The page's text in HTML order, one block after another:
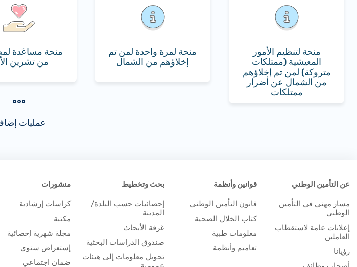
منحة لتنظيم الأمور
المعيشية (ممتلكات
متروكة) لمن تم إخلاؤهم
من الشمال عن أضرار
ممتلكات
منحة لمرة واحدة لمن تم
إخلاؤهم من الشمال
من تشرين
عمليات
عن التأمين الوطني
مسار مهني في التأمين
الوطني
إعلانات عامة لاستقطاب
العاملين
رؤيانا
قوانين وأنظمة
قانون التأمين الوطني
كتاب الخلال الصحية
معلومات طبية
تعاميم وأنظمة
بحث وتخطيط
إحصائيات حسب البلدة/
المدينة
غرفة الأبحاث
صندوق الدراسات البحثية
تحويل معلومات إلى هيئات
منشورات
كراسات إرشادية
مكتبة
مجلة شهرية إحصائية
إستعراض سنوي
ضمان اجتماعي